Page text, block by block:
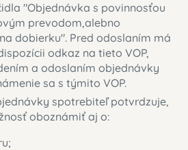
"Objednávka s povinnosťou
prevodom,alebno
dobierku". Pred odoslaním má
odkaz na tieto VOP,
a odoslaním objednávky
sa s týmito VOP.
spotrebiteľ potvrdzuje,
oboznámiť aj o: